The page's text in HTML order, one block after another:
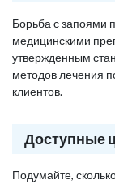
Борьба с запоями
медицинскими
утвержденным
методов лечения
клиентов.
Доступные
Подумайте,